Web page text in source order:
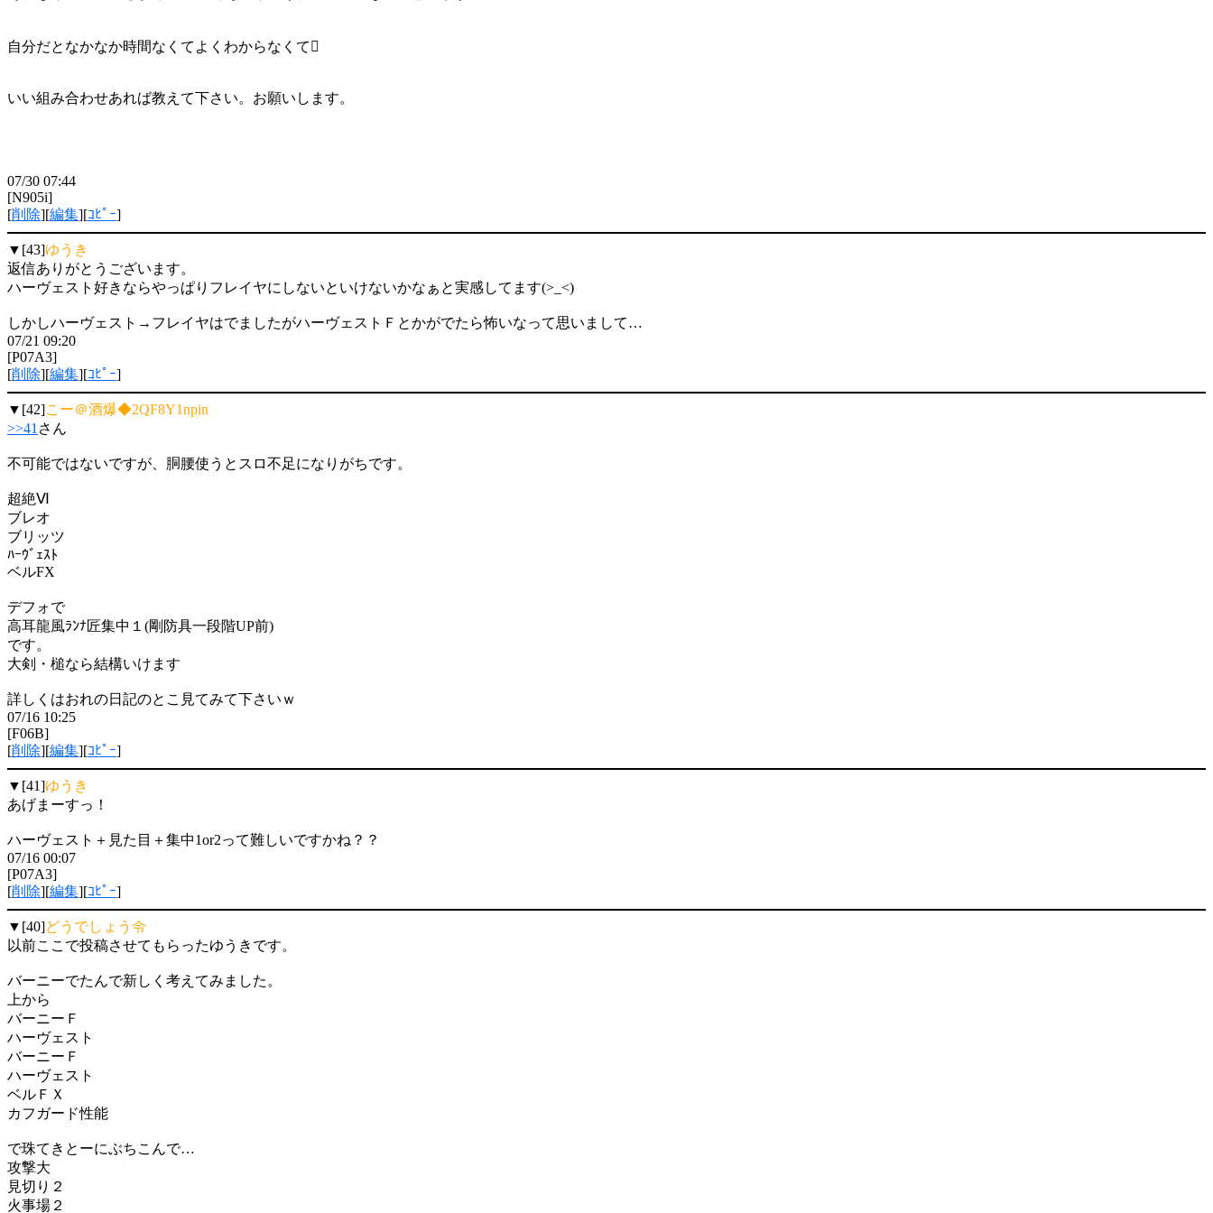
自分だとなかなか時間なくてよくわからなくて
いい組み合わせあれば教えて下さい。お願いします。
07/30 07:44
[N905i]
[削除][編集][ｺﾋﾟｰ]
▼[43]ゆうき
返信ありがとうございます。
ハーヴェスト好きならやっぱりフレイヤにしないといけないかなぁと実感してます(>_<)
しかしハーヴェスト→フレイヤはでましたがハーヴェストＦとかがでたら怖いなって思いまして…
07/21 09:20
[P07A3]
[削除][編集][ｺﾋﾟｰ]
▼[42]こー＠酒爆◆2QF8Y1npin
>>41 さん
不可能ではないですが、胴腰使うとスロ不足になりがちです。
超絶Ⅵ
ブレオ
ブリッツ
ﾊｰｳﾞｪｽﾄ
ベルFX
デフォで
高耳龍風ﾗﾝﾅ匠集中１(剛防具一段階UP前)
です。
大剣・槌なら結構いけます
詳しくはおれの日記のとこ見てみて下さいｗ
07/16 10:25
[F06B]
[削除][編集][ｺﾋﾟｰ]
▼[41]ゆうき
あげまーすっ！
ハーヴェスト＋見た目＋集中1or2って難しいですかね？？
07/16 00:07
[P07A3]
[削除][編集][ｺﾋﾟｰ]
▼[40]どうでしょう令
以前ここで投稿させてもらったゆうきです。
バーニーでたんで新しく考えてみました。
上から
バーニーＦ
ハーヴェスト
バーニーＦ
ハーヴェスト
ベルＦＸ
カフガード性能
で珠てきとーにぶちこんで…
攻撃大
見切り２
火事場２